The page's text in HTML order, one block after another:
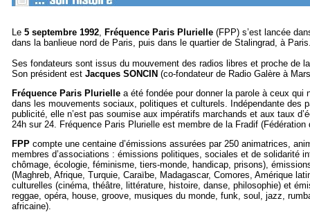
Le 5 septembre 1992, Fréquence Paris Plurielle (FPP) s’est lancée
dans la banlieue nord de Paris, puis dans le quartier de Stalingrad, à
Ses fondateurs sont issus du mouvement des radios libres et proche de
Son président est Jacques SONCIN (co-fondateur de Radio Galère à
Fréquence Paris Plurielle a été fondée pour donner la parole à ceux qui
dans les mouvements sociaux, politiques et culturels. Indépendante des
publicité, elle n’est pas soumise aux impératifs marchands et aux taux
24h sur 24. Fréquence Paris Plurielle est membre de la Fradif
FPP compte une centaine d’émissions assurées par 250 animatrices,
membres d’associations : émissions politiques, sociales et de solidarité
chômage, écologie, féminisme, tiers-monde, handicap, prisons),
(Maghreb, Afrique, Turquie, Caraïbe, Madagascar, Comores, Amérique
culturelles (cinéma, théâtre, littérature, histoire, danse, philosophie) et
reggae, opéra, house, groove, musiques du monde, funk, soul, jazz,
africaine).